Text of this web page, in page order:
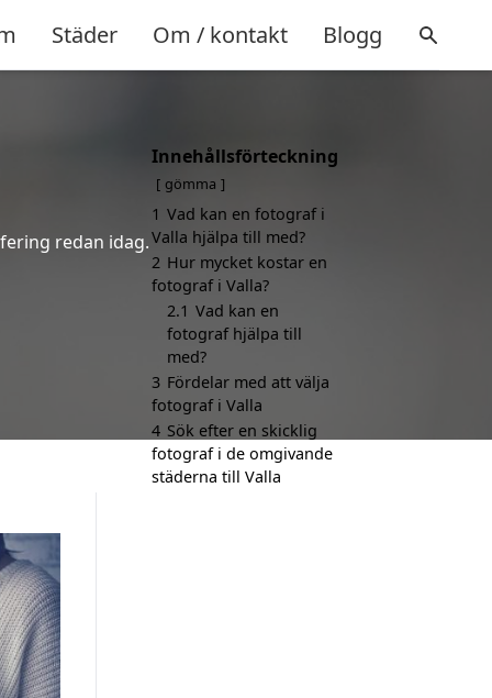
Städer Om / kontakt Blogg
redan idag.
Innehållsförteckning
gömma
1 Vad kan en fotograf i
Valla hjälpa till med?
2 Hur mycket kostar en
fotograf i Valla?
2.1 Vad kan en
fotograf hjälpa till
med?
3 Fördelar med att välja
fotograf i Valla
4 Sök efter en skicklig
fotograf i de omgivande
städerna till Valla